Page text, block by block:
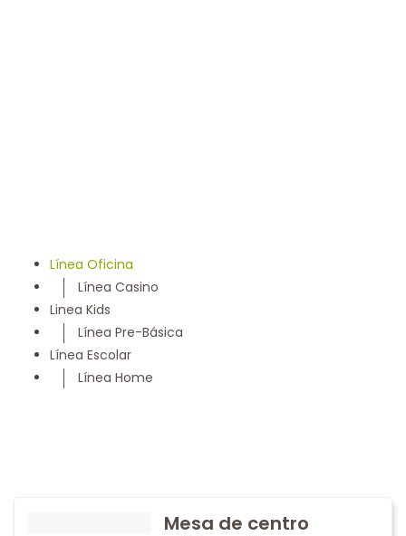
Línea Oficina
Línea Casino
Linea Kids
Línea Pre-Básica
Línea Escolar
Línea Home
Mesa de centro